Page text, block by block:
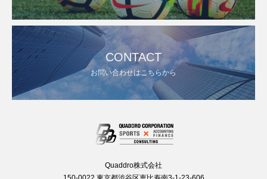
CONTACT
お問い合わせはこちらから
Quaddro株式会社